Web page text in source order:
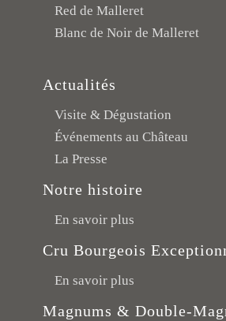
Red de Malleret
Blanc de Noir de Malleret
Actualités
Visite & Dégustation
Événements au Château
La Presse
Notre histoire
En savoir plus
Cru Bourgeois
En savoir plus
Magnums & Double-